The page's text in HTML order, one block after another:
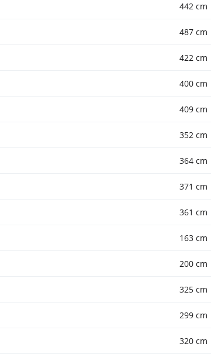
442 cm
487 cm
422 cm
400 cm
409 cm
352 cm
364 cm
371 cm
361 cm
163 cm
200 cm
325 cm
299 cm
320 cm